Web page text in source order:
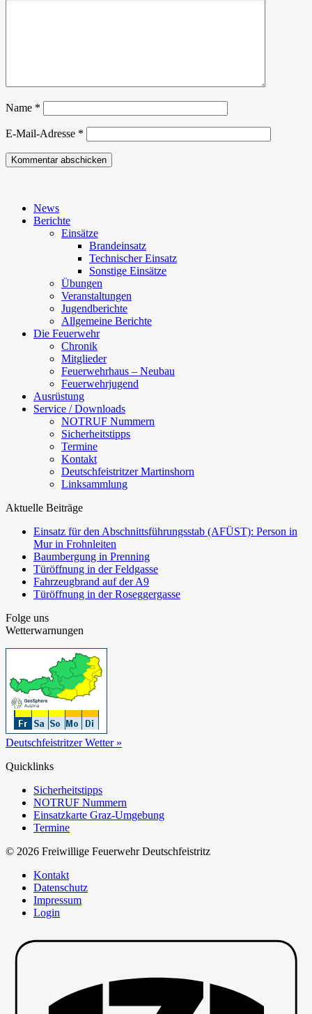
Name *
E-Mail-Adresse *
News
Berichte
Einsätze
Brandeinsatz
Technischer Einsatz
Sonstige Einsätze
Übungen
Veranstaltungen
Jugendberichte
Allgemeine Berichte
Die Feuerwehr
Chronik
Mitglieder
Feuerwehrhaus – Neubau
Feuerwehrjugend
Ausrüstung
Service / Downloads
NOTRUF Nummern
Sicherheitstipps
Termine
Kontakt
Deutschfeistritzer Martinshorn
Linksammlung
Aktuelle Beiträge
Einsatz für den Abschnittsführungsstab (AFÜST): Person in
Mur in Frohnleiten
Baumbergung in Prenning
Türöffnung in der Feldgasse
Fahrzeugbrand auf der A9
Türöffnung in der Roseggergasse
Folge uns
Wetterwarnungen
Deutschfeistritzer Wetter »
Quicklinks
Sicherheitstipps
NOTRUF Nummern
Einsatzkarte Graz-Umgebung
Termine
© 2026 Freiwillige Feuerwehr Deutschfeistritz
Kontakt
Datenschutz
Impressum
Login